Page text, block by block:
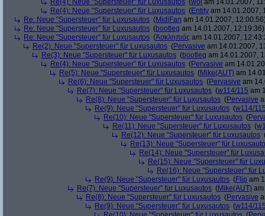
Re(4): Neue "Supersteuer" für Luxusautos (wol am 14.01.2007,
Re(4): Neue "Supersteuer" für Luxusautos (Entity am 14.01.2007,
Re: Neue "Supersteuer" für Luxusautos (MidiFan am 14.01.2007,
Re: Neue "Supersteuer" für Luxusautos (bootleg am 14.01.2007, 12:19:36)
Re: Neue "Supersteuer" für Luxusautos (Ἀσκληπιός am 14.01.2007,
Re(2): Neue "Supersteuer" für Luxusautos (Pervasive am 14.01.2007,
Re(3): Neue "Supersteuer" für Luxusautos (bootleg am 14.01.2007,
Re(4): Neue "Supersteuer" für Luxusautos (Pervasive am
Re(5): Neue "Supersteuer" für Luxusautos (Mike(AUT) am
Re(6): Neue "Supersteuer" für Luxusautos (Pervasive am
Re(7): Neue "Supersteuer" für Luxusautos (w114/115 am
Re(8): Neue "Supersteuer" für Luxusautos (Pervasive
Re(9): Neue "Supersteuer" für Luxusautos (w114/
Re(10): Neue "Supersteuer" für Luxusautos (
Re(11): Neue "Supersteuer" für Luxusautos (
Re(12): Neue "Supersteuer" für Luxusautos
Re(13): Neue "Supersteuer" für
Re(14): Neue "Supersteuer" für
Re(15): Neue "Supersteuer" für
Re(16): Neue "Supersteuer" für
Re(9): Neue "Supersteuer" für Luxusautos (Flip am
Re(7): Neue "Supersteuer" für Luxusautos (Mike(AUT)
Re(8): Neue "Supersteuer" für Luxusautos (Pervasive
Re(9): Neue "Supersteuer" für Luxusautos (w114/